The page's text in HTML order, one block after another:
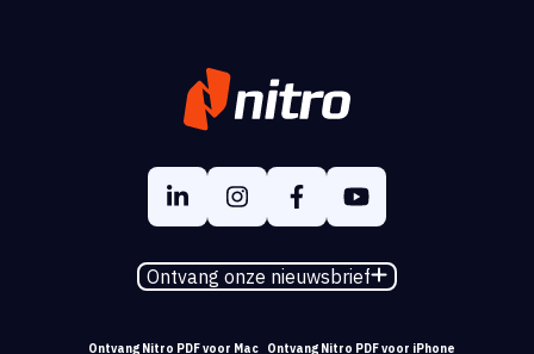
Ontvang onze nieuwsbrief
Ontvang Nitro PDF voor Mac Ontvang Nitro PDF voor iPhone